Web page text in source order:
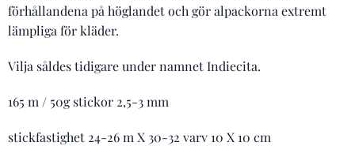
förhållandena på höglandet och gör alpackorna extremt
lämpliga för kläder.
Vilja såldes tidigare under namnet Indiecita.
165 m / 50g stickor 2,5-3 mm
stickfastighet 24-26 m X 30-32 varv 10 X 10 cm